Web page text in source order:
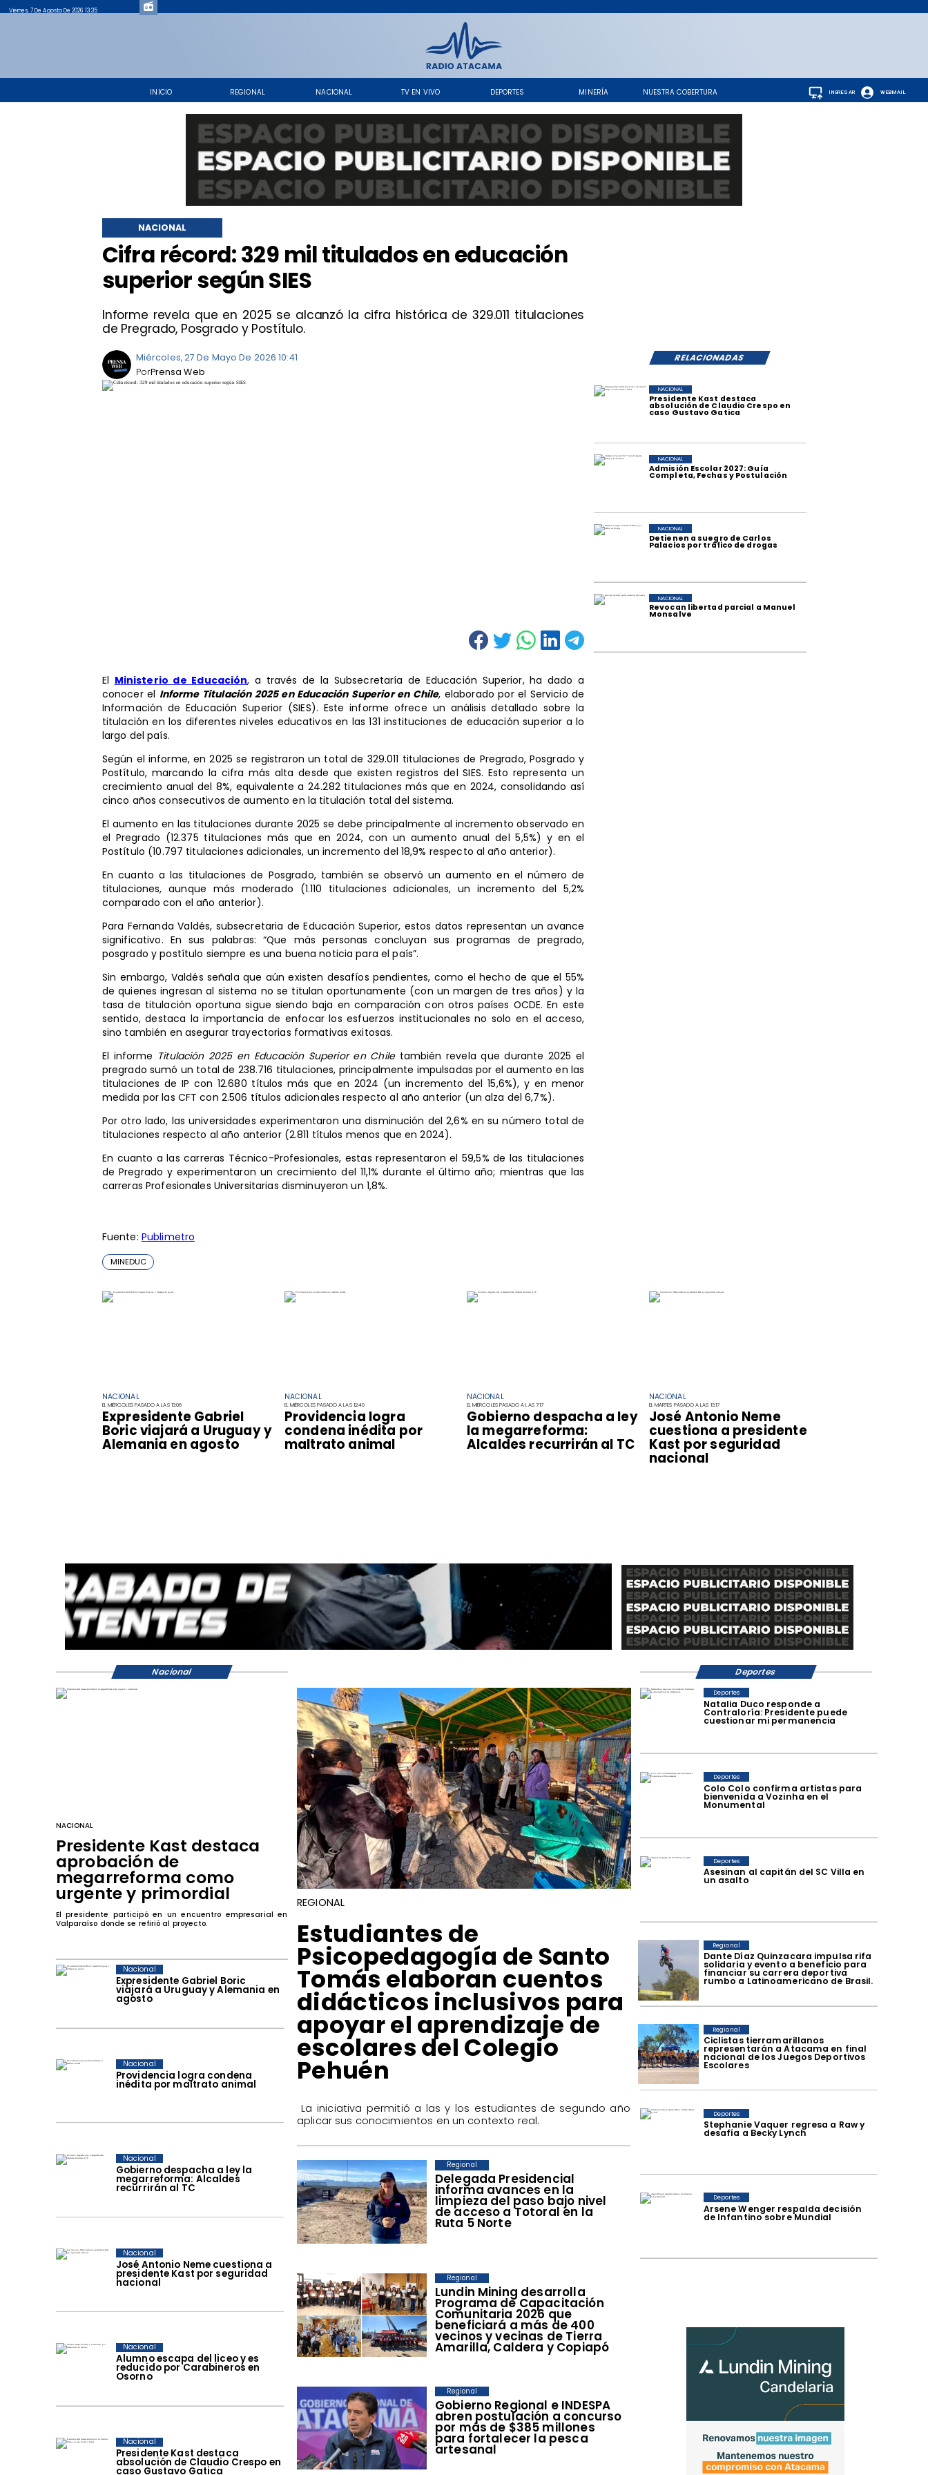
INICIO REGIONAL NACIONAL TV EN VIVO DEPORTES MINERÍA NUESTRA COBERTURA
Viernes, 7 De Agosto De 2026 13:35
WEBMAIL
INGRESAR
Cifra récord: 329 mil titulados en educación
superior según SIES
Informe revela que en 2025 se alcanzó la cifra histórica de 329.011 titulaciones
de Pregrado, Posgrado y Postítulo.
NACIONAL
RELACIONADAS
Miércoles, 27 De Mayo De 2026 10:41
Prensa Web
Por
NACIONAL
EL MIÉRCOLES PASADO A LAS 13:06
Expresidente Gabriel
Boric viajará a Uruguay y
Alemania en agosto
NACIONAL
EL MIÉRCOLES PASADO A LAS 12:49
Providencia logra
condena inédita por
maltrato animal
NACIONAL
EL MIÉRCOLES PASADO A LAS 7:17
Gobierno despacha a ley
la megarreforma:
Alcaldes recurrirán al TC
NACIONAL
EL MARTES PASADO A LAS 13:17
José Antonio Neme
cuestiona a presidente
Kast por seguridad
nacional
Presidente Kast destaca
absolución de Claudio Crespo en
caso Gustavo Gatica
NACIONAL
Admisión Escolar 2027: Guía
Completa, Fechas y Postulación
NACIONAL
Detienen a suegro de Carlos
Palacios por tráfico de drogas
NACIONAL
Revocan libertad parcial a Manuel
Monsalve
NACIONAL
El Ministerio de Educación, a través de la Subsecretaría de Educación Superior, ha dado a
conocer el Informe Titulación 2025 en Educación Superior en Chile, elaborado por el Servicio de
Información de Educación Superior (SIES). Este informe ofrece un análisis detallado sobre la
titulación en los diferentes niveles educativos en las 131 instituciones de educación superior a lo
largo del país.
Según el informe, en 2025 se registraron un total de 329.011 titulaciones de Pregrado, Posgrado y
Postítulo, marcando la cifra más alta desde que existen registros del SIES. Esto representa un
crecimiento anual del 8%, equivalente a 24.282 titulaciones más que en 2024, consolidando así
cinco años consecutivos de aumento en la titulación total del sistema.
El aumento en las titulaciones durante 2025 se debe principalmente al incremento observado en
el Pregrado (12.375 titulaciones más que en 2024, con un aumento anual del 5,5%) y en el
Postítulo (10.797 titulaciones adicionales, un incremento del 18,9% respecto al año anterior).
En cuanto a las titulaciones de Posgrado, también se observó un aumento en el número de
titulaciones, aunque más moderado (1.110 titulaciones adicionales, un incremento del 5,2%
comparado con el año anterior).
Para Fernanda Valdés, subsecretaria de Educación Superior, estos datos representan un avance
significativo. En sus palabras: “Que más personas concluyan sus programas de pregrado,
posgrado y postítulo siempre es una buena noticia para el país”.
Sin embargo, Valdés señala que aún existen desafíos pendientes, como el hecho de que el 55%
de quienes ingresan al sistema no se titulan oportunamente (con un margen de tres años) y la
tasa de titulación oportuna sigue siendo baja en comparación con otros países OCDE. En este
sentido, destaca la importancia de enfocar los esfuerzos institucionales no solo en el acceso,
sino también en asegurar trayectorias formativas exitosas.
El informe Titulación 2025 en Educación Superior en Chiletambién revela que durante 2025 el
pregrado sumó un total de 238.716 titulaciones, principalmente impulsadas por el aumento en las
titulaciones de IP con 12.680 títulos más que en 2024 (un incremento del 15,6%), y en menor
medida por las CFT con 2.506 títulos adicionales respecto al año anterior (un alza del 6,7%).
Por otro lado, las universidades experimentaron una disminución del 2,6% en su número total de
titulaciones respecto al año anterior (2.811 títulos menos que en 2024).
En cuanto a las carreras Técnico-Profesionales, estas representaron el 59,5% de las titulaciones
de Pregrado y experimentaron un crecimiento del 11,1% durante el último año; mientras que las
carreras Profesionales Universitarias disminuyeron un 1,8%.
Fuente: Publimetro
MINEDUC
Natalia Duco responde a
Contraloría: Presidente puede
cuestionar mi permanencia
Deportes
Colo Colo confirma artistas para
bienvenida a Vozinha en el
Monumental
Deportes
Asesinan al capitán del SC Villa en
un asalto
Deportes
Dante Díaz Quinzacara impulsa rifa
solidaria y evento a beneficio para
financiar su carrera deportiva
rumbo a Latinoamericano de Brasil.
Regional
​Ciclistas tierramarillanos
representarán a Atacama en final
nacional de los Juegos Deportivos
Escolares
Regional
Stephanie Vaquer regresa a Raw y
desafía a Becky Lynch
Deportes
Arsene Wenger respalda decisión
de Infantino sobre Mundial
Deportes
Expresidente Gabriel Boric
viajará a Uruguay y Alemania en
agosto
Nacional
Providencia logra condena
inédita por maltrato animal
Nacional
Gobierno despacha a ley la
megarreforma: Alcaldes
recurrirán al TC
Nacional
José Antonio Neme cuestiona a
presidente Kast por seguridad
nacional
Nacional
Alumno escapa del liceo y es
reducido por Carabineros en
Osorno
Nacional
Presidente Kast destaca
absolución de Claudio Crespo en
caso Gustavo Gatica
Nacional
​Delegada Presidencial
informa avances en la
limpieza del paso bajo nivel
de acceso a Totoral en la
Ruta 5 Norte
Regional
​Lundin Mining desarrolla
Programa de Capacitación
Comunitaria 2026 que
beneficiará a más de 400
vecinos y vecinas de Tierra
Amarilla, Caldera y Copiapó
Regional
​Gobierno Regional e INDESPA
abren postulación a concurso
por más de $385 millones
para fortalecer la pesca
artesanal
Regional
NACIONAL
Presidente Kast destaca
aprobación de
megarreforma como
urgente y primordial
El presidente participó en un encuentro empresarial en
Valparaíso donde se refirió al proyecto.
REGIONAL
​Estudiantes de
Psicopedagogía de Santo
Tomás elaboran cuentos
didácticos inclusivos para
apoyar el aprendizaje de
escolares del Colegio
Pehuén
​ La iniciativa permitió a las y los estudiantes de segundo año
aplicar sus conocimientos en un contexto real.
Nacional Deportes